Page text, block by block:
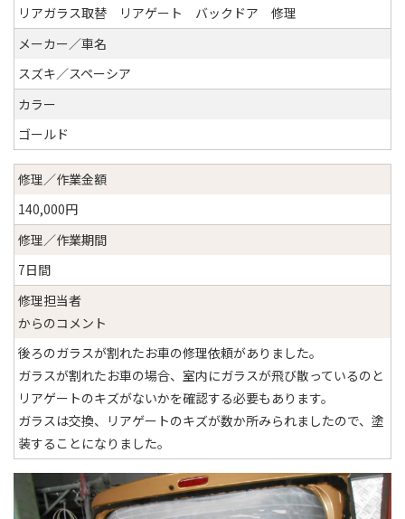
リアガラス取替 リアゲート バックドア 修理
メーカー／車名
スズキ／スペーシア
カラー
ゴールド
修理／作業金額
140,000円
修理／作業期間
7日間
修理担当者
からのコメント
後ろのガラスが割れたお車の修理依頼がありました。
ガラスが割れたお車の場合、室内にガラスが飛び散っているのと
リアゲートのキズがないかを確認する必要もあります。
ガラスは交換、リアゲートのキズが数か所みられましたので、塗
装することになりました。